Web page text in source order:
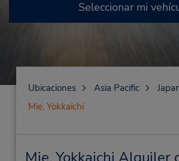
Seleccionar mi
Ubicaciones Asia Pacific
Mie, Yokkaichi